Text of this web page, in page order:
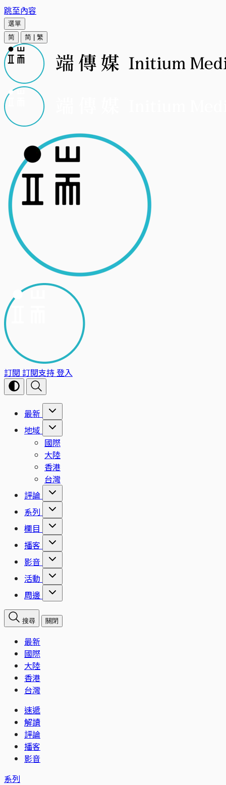
跳至內容
選單
简
简 繁
訂閱 訂閱支持登入
最新
地域
國際
大陸
香港
台灣
評論
系列
欄目
播客
影音
活動
周邊
搜尋 關閉
最新
國際
大陸
香港
台灣
速遞
解讀
評論
播客
影音
系列